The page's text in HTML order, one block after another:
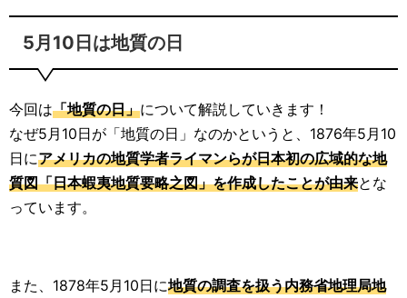
5月10日は地質の日
今回は「地質の日」について解説していきます！
なぜ5月10日が「地質の日」なのかというと、1876年5月10
日にアメリカの地質学者ライマンらが日本初の広域的な地
質図「日本蝦夷地質要略之図」を作成したことが由来とな
っています。
また、1878年5月10日に地質の調査を扱う内務省地理局地